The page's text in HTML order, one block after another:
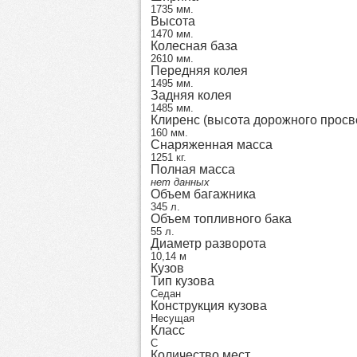
1735 мм.
Высота
1470 мм.
Колесная база
2610 мм.
Передняя колея
1495 мм.
Задняя колея
1485 мм.
Клиренс (высота дорожного
160 мм.
Снаряженная масса
1251 кг.
Полная масса
нет данных
Объем багажника
345 л.
Объем топливного бака
55 л.
Диаметр разворота
10,14 м
Кузов
Тип кузова
Седан
Конструкция кузова
Несущая
Класс
C